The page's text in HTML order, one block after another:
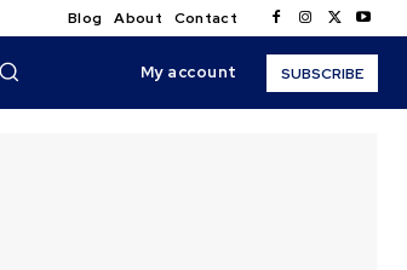
Blog About Contact
My account SUBSCRIBE